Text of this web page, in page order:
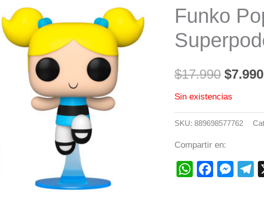
Funko
$17.990 $7.990
Sin existencias
SKU: 889698577762
Compartir en: